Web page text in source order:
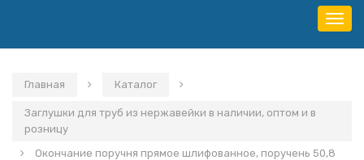
Главная Каталог
Заглушки для труб из нержавейки в наличии, оптом и в
розницу
Окончание поручня прямое шлифованное, поручень 50,8